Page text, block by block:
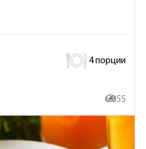
4 порции
6 855